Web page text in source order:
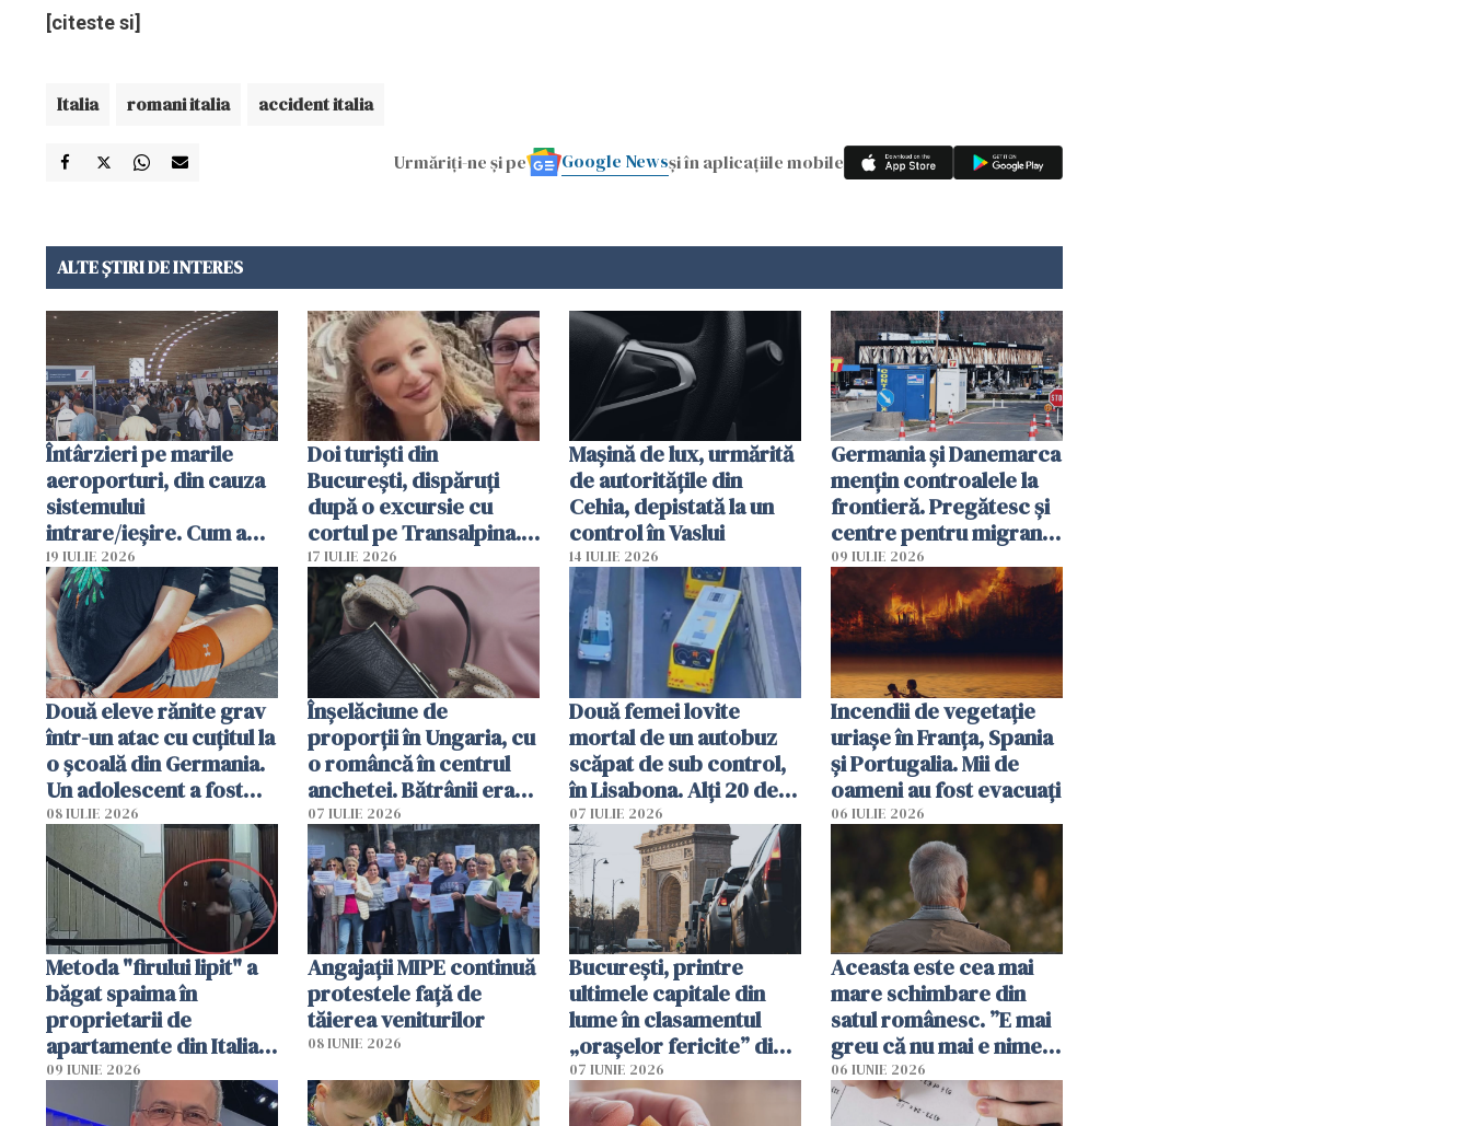
[citeste si]
Italia romani italia accident italia
Urmăriți-ne și pe Google Newsși în aplicațiile mobile
ALTE ȘTIRI DE INTERES
Întârzieri pe marile
aeroporturi, din cauza
sistemului
intrare/ieșire. Cum a
ajuns o femeie să fie
arestată în Cluj-Napoca
19 IULIE 2026
Doi turiști din
București, dispăruți
după o excursie cu
cortul pe Transalpina.
Poliția și familia îi caută
17 IULIE 2026
Mașină de lux, urmărită
de autoritățile din
Cehia, depistată la un
control în Vaslui
14 IULIE 2026
Germania și Danemarca
mențin controalele la
frontieră. Pregătesc și
centre pentru migranții
respinși din UE
09 IULIE 2026
Două eleve rănite grav
într-un atac cu cuțitul la
o școală din Germania.
Un adolescent a fost
arestat
08 IULIE 2026
Înșelăciune de
proporții în Ungaria, cu
o româncă în centrul
anchetei. Bătrânii erau
puși să lase la poartă
genți cu aur și bani
07 IULIE 2026
Două femei lovite
mortal de un autobuz
scăpat de sub control,
în Lisabona. Alți 20 de
oameni sunt răniți
07 IULIE 2026
Incendii de vegetație
uriașe în Franța, Spania
și Portugalia. Mii de
oameni au fost evacuați
06 IULIE 2026
Metoda "firului lipit" a
băgat spaima în
proprietarii de
apartamente din Italia.
Poliția, sesizată
09 IUNIE 2026
Angajaţii MIPE continuă
protestele faţă de
tăierea veniturilor
08 IUNIE 2026
București, printre
ultimele capitale din
lume în clasamentul
„orașelor fericite” din
2026
07 IUNIE 2026
Aceasta este cea mai
mare schimbare din
satul românesc. ”E mai
greu că nu mai e nimeni
pe-aici, prin jur”
06 IUNIE 2026